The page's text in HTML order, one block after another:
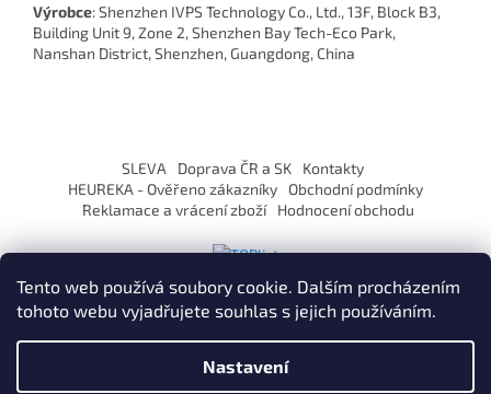
Tento web používá soubory cookie. Dalším procházením
tohoto webu vyjadřujete souhlas s jejich používáním.
Nastavení
Výrobce: Shenzhen IVPS Technology Co., Ltd., 13F, Block B3,
Building Unit 9, Zone 2, Shenzhen Bay Tech-Eco Park,
Nanshan District, Shenzhen, Guangdong, China
í
SLEVA Doprava ČR a SK
Kontakty
HEUREKA - Ověřeno zákazníky
Obchodní podmínky
Reklamace a vrácení zboží
Hodnocení obchodu